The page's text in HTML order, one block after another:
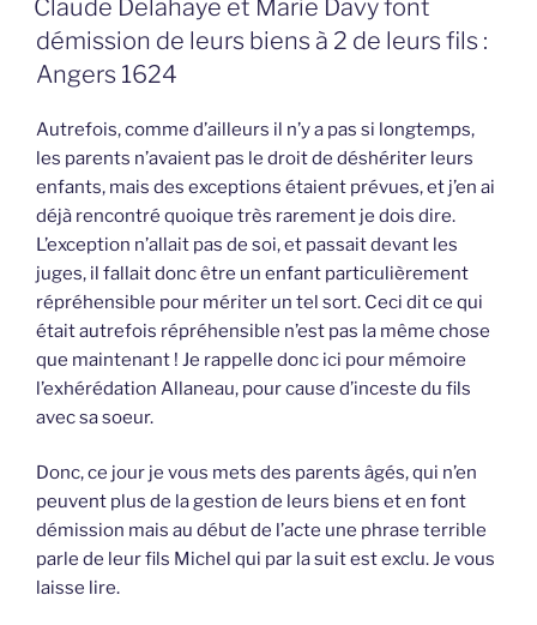
Claude Delahaye et Marie Davy font
démission de leurs biens à 2 de leurs fils :
Angers 1624
Autrefois, comme d’ailleurs il n’y a pas si longtemps,
les parents n’avaient pas le droit de déshériter leurs
enfants, mais des exceptions étaient prévues, et j’en ai
déjà rencontré quoique très rarement je dois dire.
L’exception n’allait pas de soi, et passait devant les
juges, il fallait donc être un enfant particulièrement
répréhensible pour mériter un tel sort. Ceci dit ce qui
était autrefois répréhensible n’est pas la même chose
que maintenant ! Je rappelle donc ici pour mémoire
l’exhérédation Allaneau, pour cause d’inceste du fils
avec sa soeur.
Donc, ce jour je vous mets des parents âgés, qui n’en
peuvent plus de la gestion de leurs biens et en font
démission mais au début de l’acte une phrase terrible
parle de leur fils Michel qui par la suit est exclu. Je vous
laisse lire.